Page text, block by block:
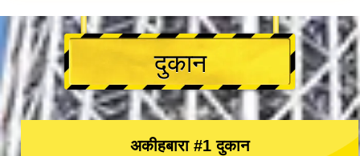
दुकान
अकीहबारा #1 दुकान